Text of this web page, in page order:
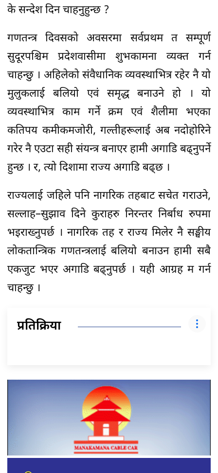
के सन्देश दिन चाहनुहुन्छ ?
गणतन्त्र दिवसको अवसरमा सर्वप्रथम त सम्पूर्ण
सुदूरपश्चिम प्रदेशवासीमा शुभकामना व्यक्त गर्न
चाहन्छु । अहिलेको संवैधानिक व्यवस्थाभित्र रहेर नै यो
मुलुकलाई बलियो एवं समृद्ध बनाउने हो । यो
व्यवस्थाभित्र काम गर्ने क्रम एवं शैलीमा भएका
कतिपय कमीकमजोरी, गल्तीहरूलाई अब नदोहोरिने
गरेर नै एउटा सही संयन्त्र बनाएर हामी अगाडि बढ्नुपर्ने
हुन्छ । र, त्यो दिशामा राज्य अगाडि बढ्छ ।
राज्यलाई जहिले पनि नागरिक तहबाट सचेत गराउने,
सल्लाह–सुझाव दिने कुराहरु निरन्तर निर्बाध रुपमा
भइराख्नुपर्छ । नागरिक तह र राज्य मिलेर नै सङ्घीय
लोकतान्त्रिक गणतन्त्रलाई बलियो बनाउन हामी सबै
एकजुट भएर अगाडि बढ्नुपर्छ । यही आग्रह म गर्न
चाहन्छु ।
प्रतिक्रिया